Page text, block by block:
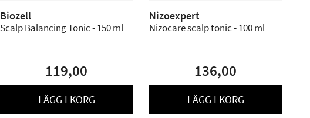
Biozell
Scalp Balancing Tonic - 150 ml
119,00
LÄGG I KORG
Nizoexpert
Nizocare scalp tonic - 100 ml
136,00
LÄGG I KORG